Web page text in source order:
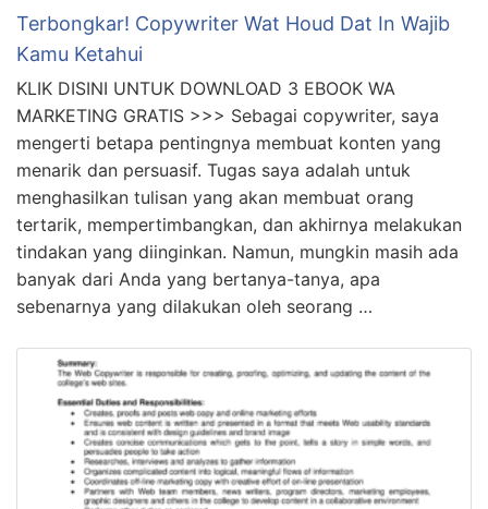
Terbongkar! Copywriter Wat Houd Dat In Wajib
Kamu Ketahui
KLIK DISINI UNTUK DOWNLOAD 3 EBOOK WA
MARKETING GRATIS >>> Sebagai copywriter, saya
mengerti betapa pentingnya membuat konten yang
menarik dan persuasif. Tugas saya adalah untuk
menghasilkan tulisan yang akan membuat orang
tertarik, mempertimbangkan, dan akhirnya melakukan
tindakan yang diinginkan. Namun, mungkin masih ada
banyak dari Anda yang bertanya-tanya, apa
sebenarnya yang dilakukan oleh seorang …